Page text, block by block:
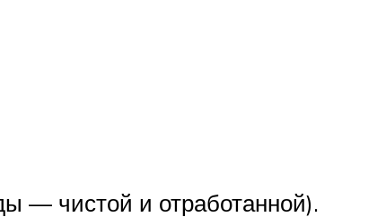
— чистой и отработанной).